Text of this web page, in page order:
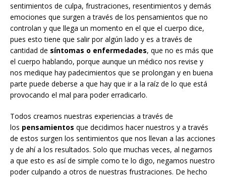
sentimientos de culpa, frustraciones, resentimientos y demás
emociones que surgen a través de los pensamientos que no
controlan y que llega un momento en el que el cuerpo dice,
pues esto tiene que salir por algún lado y es a través de
cantidad de síntomas o enfermedades, que no es más que
el cuerpo hablando, porque aunque un médico nos revise y
nos medique hay padecimientos que se prolongan y en buena
parte puede deberse a que hay que ir a la raíz de lo que está
provocando el mal para poder erradicarlo.
Todos creamos nuestras experiencias a través de
los pensamientos que decidimos hacer nuestros y a través
de estos surgen los sentimientos que nos llevan a las acciones
y de ahí a los resultados. Solo que muchas veces, al negarnos
a que esto es así de simple como te lo digo, negamos nuestro
poder culpando a otros de nuestras frustraciones. De hecho